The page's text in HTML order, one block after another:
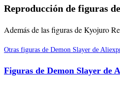
Reproducción de figuras
Además de las figuras de Kyojuro
Otras figuras de Demon Slayer de
Figuras de Demon Slayer de